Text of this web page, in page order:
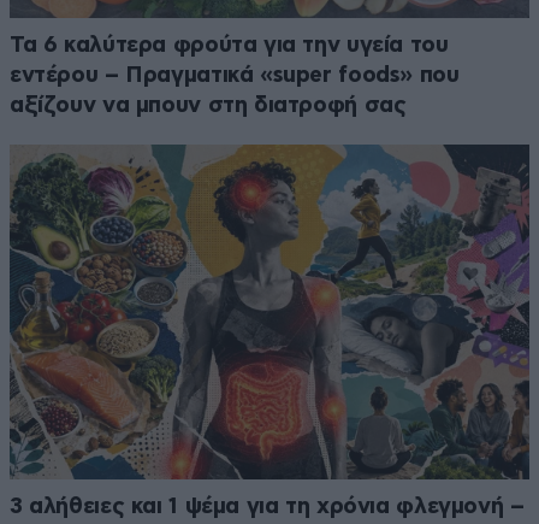
Τα 6 καλύτερα φρούτα για την υγεία του
εντέρου – Πραγματικά «super foods» που
αξίζουν να μπουν στη διατροφή σας
3 αλήθειες και 1 ψέμα για τη χρόνια φλεγμονή –